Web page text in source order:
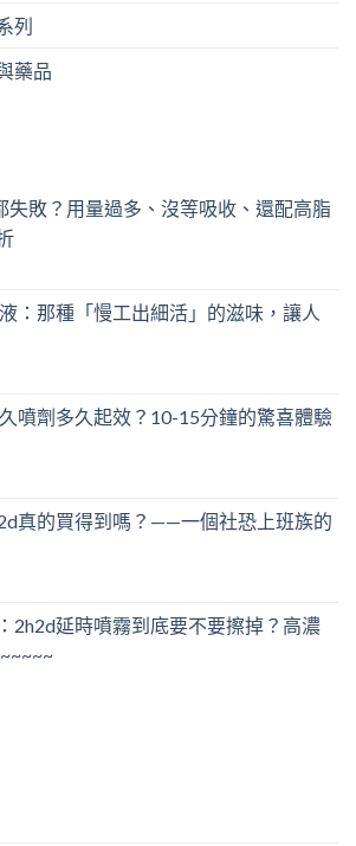
列
藥品
失敗？用量過多、沒等吸收、還配高脂
：那種「慢工出細活」的滋味，讓人
噴劑多久起效？10-15分鐘的驚喜體驗
真的買得到嗎？——一個社恐上班族的
2h2d延時噴霧到底要不要擦掉？高濃